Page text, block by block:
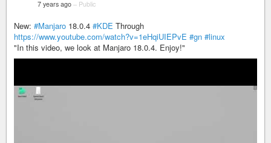
7 years ago – Public
New: #Manjaro 18.0.4 #KDE Through
https://www.youtube.com/watch?v=1eHqiUIEPvE #gn #linux
"In this video, we look at Manjaro 18.0.4. Enjoy!"